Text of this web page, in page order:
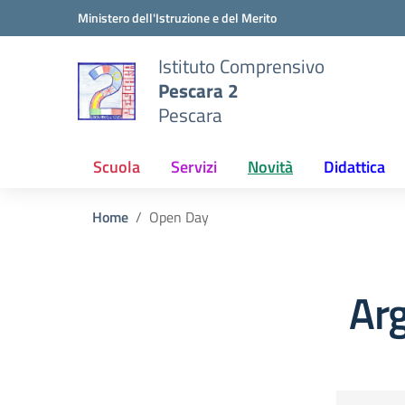
Vai ai contenuti
Vai al menu di navigazioneMinistero dell'Istruzione e del Merito
Istituto Comprensivo
Pescara 2
Pescara
Scuola Servizi Novità Didattica
Home Open Day